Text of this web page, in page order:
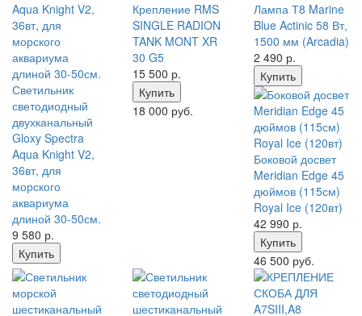
Светильник
светодиодный
двухканальный
Gloxy Spectra
Aqua Knight V2,
36вт, для
морского
аквариума
длиной 30-50см.
9 580 р.
Купить
Крепление RMS
SINGLE RADION
TANK MONT XR
30 G5
15 500 р.
Купить
18 000 руб.
Лампа Т8 Marine
Blue Actinic 58 Вт,
1500 мм (Arcadia)
2 490 р.
Купить
Боковой досвет
Meridian Edge 45
дюймов (115см)
Royal Ice (120вт)
42 990 р.
Купить
46 500 руб.